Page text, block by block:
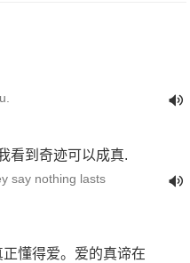
看到奇迹可以成真.
say nothing lasts
懂得爱。爱的真谛在